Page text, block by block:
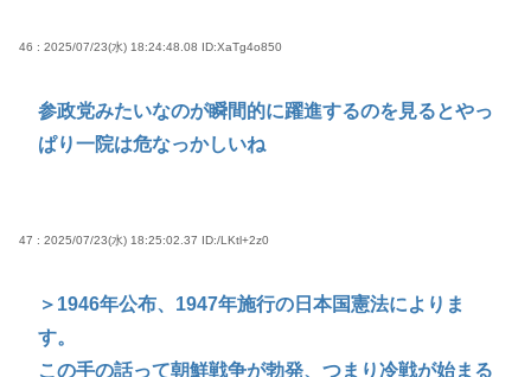
46 : 2025/07/23(水) 18:24:48.08 ID:XaTg4o850
参政党みたいなのが瞬間的に躍進するのを見るとやっ
ぱり一院は危なっかしいね
47 : 2025/07/23(水) 18:25:02.37 ID:/LKtl+2z0
＞1946年公布、1947年施行の日本国憲法によりま
す。
この手の話って朝鮮戦争が勃発、つまり冷戦が始まる